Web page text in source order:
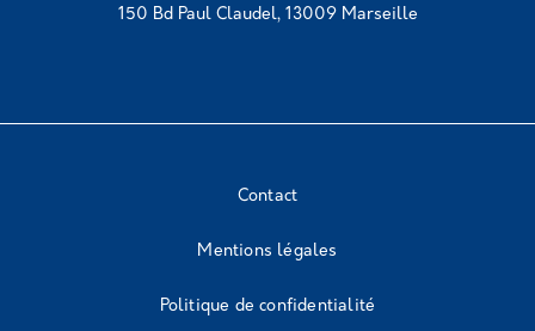
150 Bd Paul Claudel, 13009 Marseille
Contact
Mentions légales
Politique de confidentialité